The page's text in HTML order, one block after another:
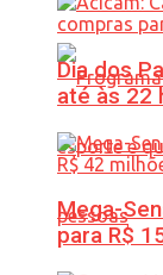
Dia dos
até às 22
Mega-
para R$